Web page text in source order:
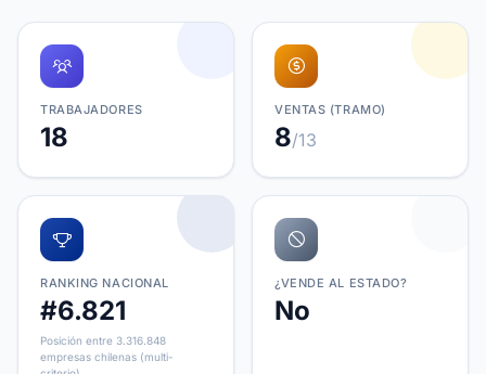
TRABAJADORES
18
VENTAS (TRAMO)
8/13
RANKING NACIONAL
#6.821
Posición entre 3.316.848
empresas chilenas (multi-
¿VENDE AL ESTADO?
No